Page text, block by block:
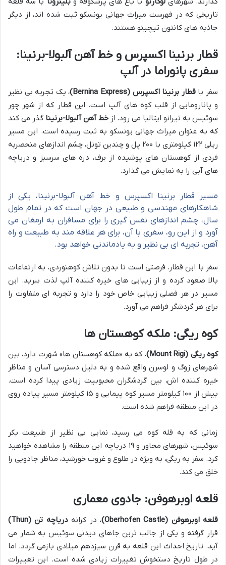
تاریخی که در فهرست میراث جهانی یونسکو ثبت شده اند، از دیگر
جاذبه های کانتون تیچینو هستند.
قطار برنینا اکسپرس و خط آهن آلبولا-برنینا:
سفری پانوراما در آلپ
سفر باقطار برنینا اکسپرس (Bernina Express)
، یک تجربه بی نظیر
و پانارومایی از قلب کوه های آلپ است. این قطار که از شهر چور
سوئیس به تیرانو ایتالیا می رود، از خط آهن آلبولا-برنینا گذر می کند
که به عنوان میراث جهانی یونسکو به ثبت رسیده است. این مسیر
ریلی ۱۲۲ کیلومتری با ۲۰۰ پل و چندین تونل، چشم اندازهای منحصربه
فردی از کوهستان های پوشیده از برف، دره های سرسبز و دریاچه
های آبی را به نمایش می گذارد.
مسیر قطار برنینا اکسپرس و خط آهن آلبولا-برنینا، یکی از
شاهکارهای مهندسی و طبیعی در جهان است که در تمام طول
سال، چشم اندازهای نفس گیری را برای مسافران به ارمغان می
آورد و از این رو، سفری با آن، برای هر علاقه مند به طبیعت و راه
آهن، تجربه ای بی نظیر و به یادماندنی خواهد بود.
سفر با این قطار، فرصتی است تا بدون تلاش کوهنوردی، به ارتفاعات
بالا صعود کرده و از زیبایی های خیره کننده آلپ لذت ببرید. این
مسیر در هر فصلی زیبایی خاص خود را دارد و تجربه ای متفاوت را
برای هر گردشگر فراهم می آورد.
کوه ریگی: ملکه کوهستان ها
کوه ریگی (Mount Rigi)
، که به «ملکه کوهستان ها» شهرت دارد، بین
شهرهای زوگ و لوسرن واقع شده و به دلیل دسترسی آسان و مناظر
خیره کننده اش، بین گردشگران محبوبیت زیادی پیدا کرده است.
بیش از ۱۰۰ کیلومتر مسیر کوه پیمایی و ۱۵ کیلومتر مسیر پیاده روی
در این منطقه فراهم شده است.
زمانی که به قله کوه می رسید، نمایی بی نظیر از طبیعت بکر
سوئیس، شهرهای مجاور و ۱۹ دریاچه این منطقه را مشاهده خواهید
کرد. سفر به ریگی، به ویژه در طلوع و غروب خورشید، مناظر جادویی را
خلق می کند.
قلعه اوبرهوفن: جادوی معماری
قلعه اوبرهوفن (Oberhofen Castle) ، در کرانهدریاچه تن (Thun)
قرار گرفته و یکی از جالب ترین جاهای دیدنی سوئیس به شمار می
آید. تاریخ احداث این قلعه به قرن سیزدهم میلادی بازمی گردد، اما
در طول تاریخ دستخوش تغییرات زیادی شده است. این تغییرات